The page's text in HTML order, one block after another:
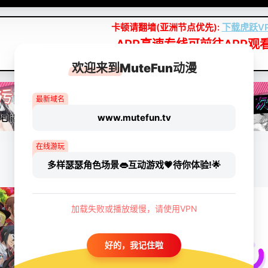
卡顿请翻墙(亚洲节点优先): 下载虎跃
APP高速专线可前往APP观
点我下载APP（仅安卓/苹果暂无）
欢迎来到MuteFun动漫
最新域名
www.mutefun.tv
在线游玩
多样瑟瑟角色场景👄互动游戏💗待你体验!🌟
加载失败或播放缓慢，请使用VPN
好的，我记住啦